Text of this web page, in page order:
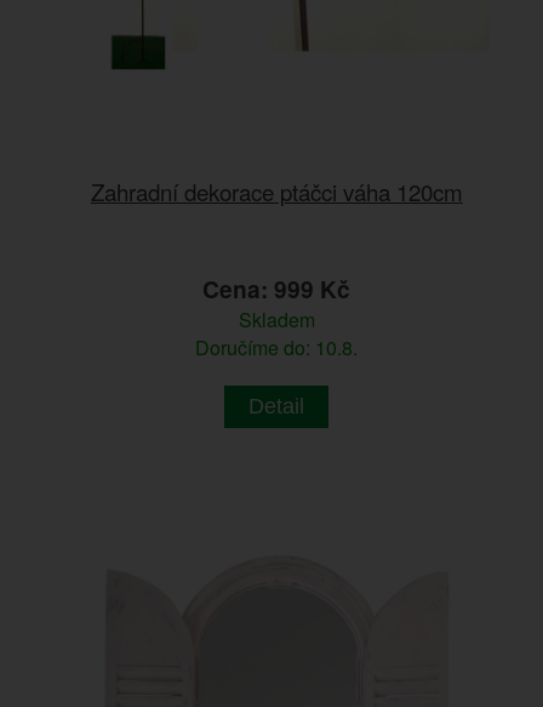
Zahradní dekorace ptáčci váha 120cm
Cena: 999 Kč
Skladem
Doručíme do: 10.8.
Detail